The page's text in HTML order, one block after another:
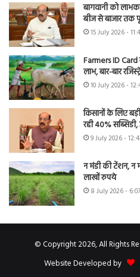
बागवानी को
बीज से बाजार तक
15 July 2026 -
Farmers ID Card
लाभ, बार-बार
10 July 2026 -
किसानों के लिए
रही 40%
9 July 2026 -
न मंडी की टेंशन, न
लाखों रुपये
8 July 2026 -
© Copyright 2026, All Rights
Website Developed by